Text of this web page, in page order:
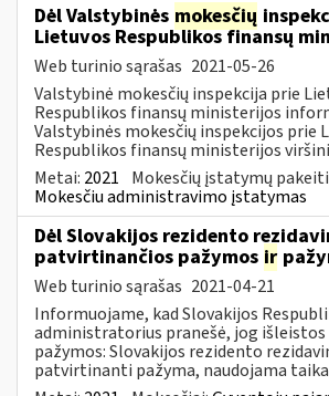
Dėl Valstybinės mokesčių
Lietuvos Respublikos finansų
Web turinio sąrašas 2021-05-26
Valstybinė mokesčių inspekcija prie
Respublikos finansų ministerijos
Valstybinės mokesčių inspekcijos prie
Respublikos finansų ministerijos
Metai: 2021 Mokesčių įstatymų
Mokesčiu administravimo įstatymas
Dėl Slovakijos rezidento
patvirtinančios pažymos ir
Web turinio sąrašas 2021-04-21
Informuojame, kad Slovakijos
administratorius pranešė, jog išleistos
pažymos: Slovakijos rezidento
patvirtinanti pažyma, naudojama